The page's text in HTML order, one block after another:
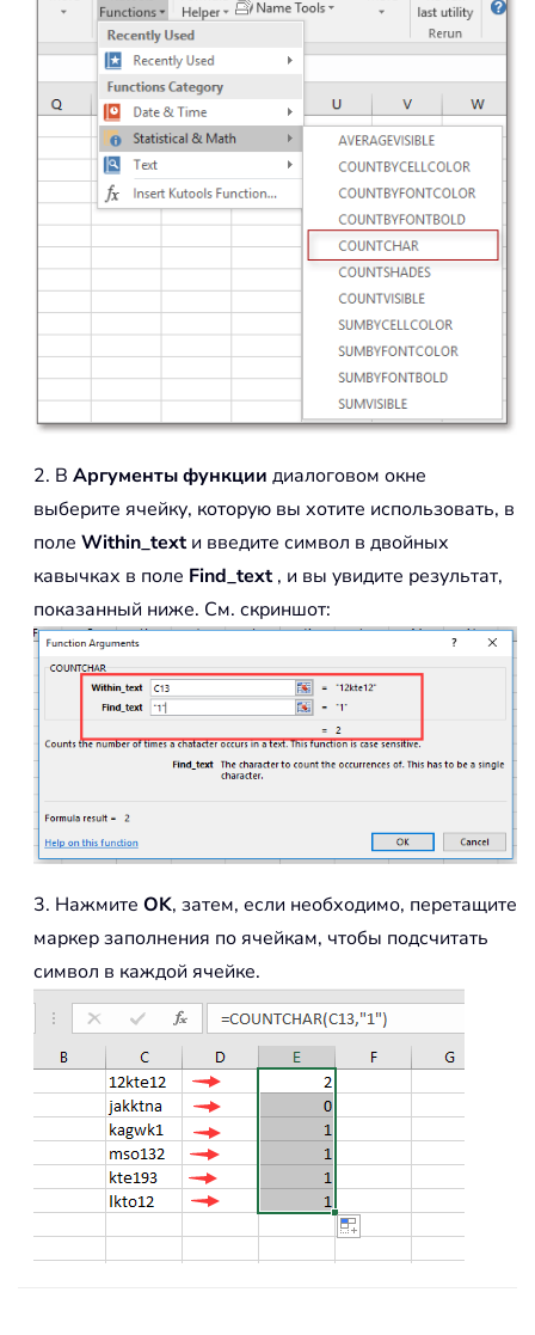
2. В Аргументы функции диалоговом окне
выберите ячейку, которую вы хотите использовать, в
поле Within_textи введите символ в двойных
кавычках в поле Find_text, и вы увидите результат,
показанный ниже. См. скриншот:
3. Нажмите OK, затем, если необходимо, перетащите
маркер заполнения по ячейкам, чтобы подсчитать
символ в каждой ячейке.